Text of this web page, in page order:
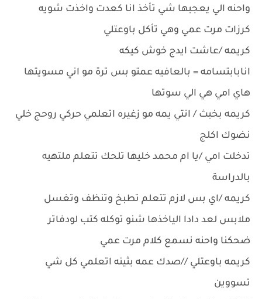
واحنه الي يعجبها شي تأخذ انا كعدت واخذت شويه
كرزات مرت عمي وهي تأكل باوعتلي
كريمه /عاشت ايدج خوش كيكه
انابابتسامه = بالعافيه عمتو بس ترة مو اني مسويتها
هاي امي هي الي سوتها
كريمه بخبث / انتي يمه مو زغيره اتعلمي حركي روحج خلي
نضوك اكلج
تدخلت امي /يا ام محمد خليها تلحك تتعلم ملتهيه
بالدراسة
كريمه /اي بس لازم تتعلم تطبخ وتنظف وتغسل
ملابس لعد دادا الياخذها شنو توكله كتب لودفاتر
ضحكنا واحنه نسمع كلام مرت عمي
كريمه باوعتلي //صدك عمه بثينه اتعلمي كل شي
تسووين